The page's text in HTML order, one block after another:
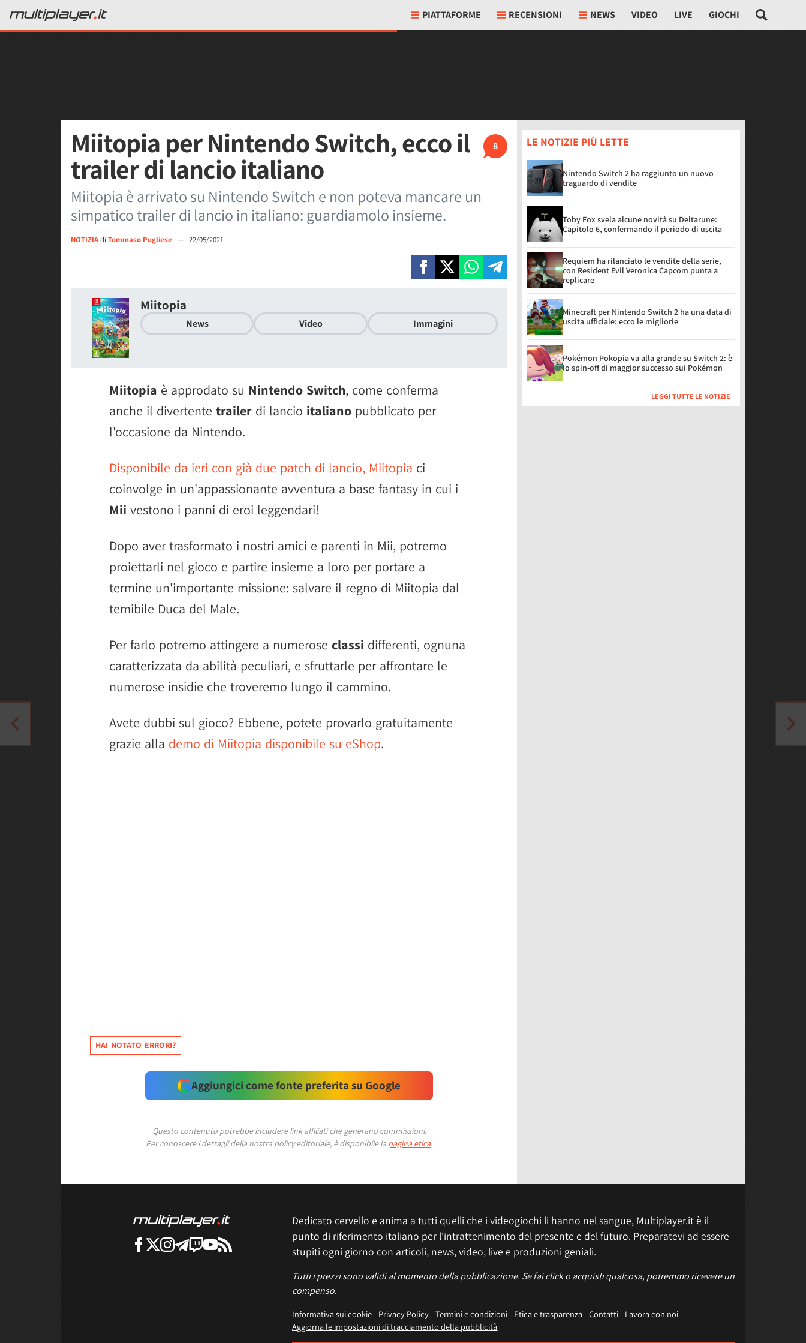
PIATTAFORME RECENSIONI NEWS VIDEO LIVE GIOCHI
8
Miitopia per Nintendo Switch, ecco il
trailer di lancio italiano
Miitopia è arrivato su Nintendo Switch e non poteva mancare un
simpatico trailer di lancio in italiano: guardiamolo insieme.
NOTIZIAdi Tommaso Pugliese — 22/05/2021
Miitopia
News Video Immagini
Miitopia è approdato su Nintendo Switch, come conferma
anche il divertente trailer di lancio italiano pubblicato per
l'occasione da Nintendo.
Disponibile da ieri con già due patch di lancio, Miitopia ci
coinvolge in un'appassionante avventura a base fantasy in cui i
Mii vestono i panni di eroi leggendari!
Dopo aver trasformato i nostri amici e parenti in Mii, potremo
proiettarli nel gioco e partire insieme a loro per portare a
termine un'importante missione: salvare il regno di Miitopia dal
temibile Duca del Male.
Per farlo potremo attingere a numerose classi differenti, ognuna
caratterizzata da abilità peculiari, e sfruttarle per affrontare le
numerose insidie che troveremo lungo il cammino.
Avete dubbi sul gioco? Ebbene, potete provarlo gratuitamente
grazie alla demo di Miitopia disponibile su eShop.
HAI NOTATO ERRORI?
Aggiungici come fonte preferita su Google
Questo contenuto potrebbe includere link affiliati che generano commissioni.
Per conoscere i dettagli della nostra policy editoriale, è disponibile la pagina etica.
LE NOTIZIE PIÙ LETTE
Nintendo Switch 2 ha raggiunto un nuovo
traguardo di vendite
Toby Fox svela alcune novità su Deltarune:
Capitolo 6, confermando il periodo di uscita
Requiem ha rilanciato le vendite della serie,
con Resident Evil Veronica Capcom punta a
replicare
Minecraft per Nintendo Switch 2 ha una data di
uscita ufficiale: ecco le migliorie
Pokémon Pokopia va alla grande su Switch 2: è
lo spin-off di maggior successo sui Pokémon
LEGGI TUTTE LE NOTIZIE
Dedicato cervello e anima a tutti quelli che i videogiochi li hanno nel sangue, Multiplayer.it è il
punto di riferimento italiano per l'intrattenimento del presente e del futuro. Preparatevi ad essere
stupiti ogni giorno con articoli, news, video, live e produzioni geniali.
Tutti i prezzi sono validi al momento della pubblicazione. Se fai click o acquisti qualcosa, potremmo ricevere un
compenso.
Informativa sui cookie Privacy Policy Termini e condizioni Etica e trasparenza Contatti
Lavora con noi
Aggiorna le impostazioni di tracciamento della pubblicità